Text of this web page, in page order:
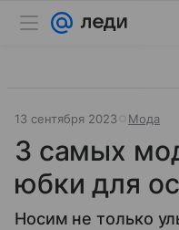
13 сентября 2023 Мода
3 самых
юбки для
Носим не только